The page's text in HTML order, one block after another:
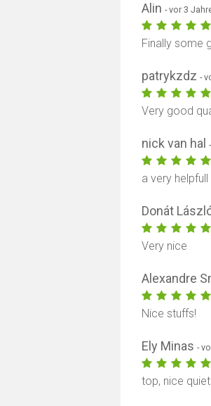
Alin- vor 3
Finally some
patrykzdz-
Very good
nick van hal
a very
Donát
Very nice
Alexandre
Nice stuffs!
Ely Minas-
top, nice